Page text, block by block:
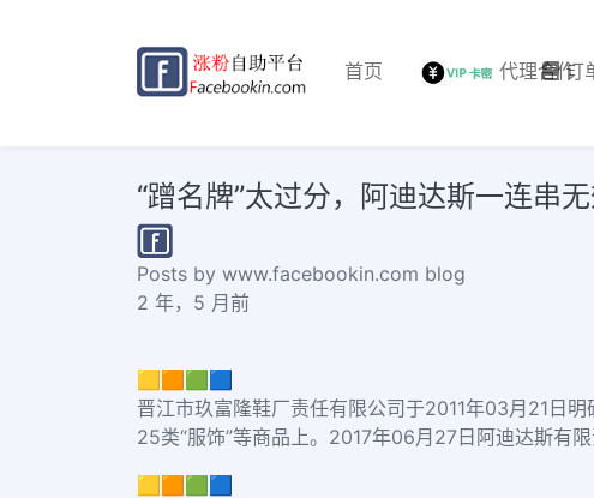
首页 代理合作订
“蹭名牌”太过分，阿迪达斯一连
Posts by www.facebookin.com blog
2 年，5 月前
🟨🟧🟩🟦
晋江市玖富隆鞋厂责任有限公司于2011年03月21日
25类“服饰”等商品上。2017年06月27日阿迪达斯有
🟨🟧🟩🟦